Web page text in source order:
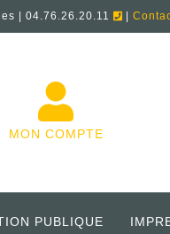
| 04.76.26.20.11 |
MON COMPTE
PUBLIQUE